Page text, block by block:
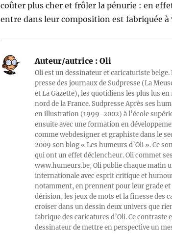
coûter plus cher et frôler la pénurie : en
entre dans leur composition est fabriquée à
Auteur/autrice :Oli
Oli est un dessinateur et caricaturiste belge.
presse des journaux de Sudpresse (La
et La Gazette), les quotidiens les plus lus
nord de la France. Sudpresse Après ses
en illustration (1999-2002) à l’école
ensuite avec une formation en
comme webdesigner et graphiste dans le
2009 son blog « Les humeurs d’Oli ». Ce
qui ont un effet déclencheur. Oli commet
www.humeurs.be, Oli publie chaque matin
internationale avec esprit critique et
notamment, en prennent pour leur grade
dérision, les jeux de mots et la finesse des
croiser dans un dessin deux univers que
fabrique des caricatures d’Oli. Ce contraste
dessinateur de mettre en perspective un